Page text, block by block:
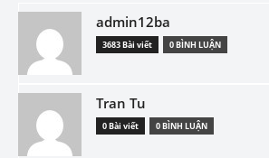
admin12ba
3683 Bài viết 0 BÌNH LUẬN
Tran Tu
0 Bài viết 0 BÌNH LUẬN